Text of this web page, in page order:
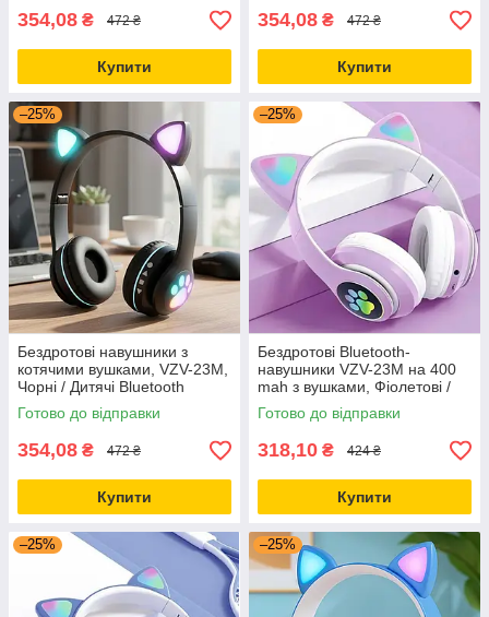
354,08 ₴ 472 ₴
Купити
354,08 ₴ 472 ₴
Купити
–25%
Бездротові навушники з
котячими вушками, VZV-23M,
Чорні / Дитячі Bluetooth
навушники з мікрофоном
Готово до відправки
354,08 ₴ 472 ₴
Купити
–25%
Бездротові Bluetooth-
навушники VZV-23M на 400
mah з вушками, Фіолетові /
Місячі навушники з підсвіткою
Готово до відправки
318,10 ₴ 424 ₴
Купити
–25% –25%